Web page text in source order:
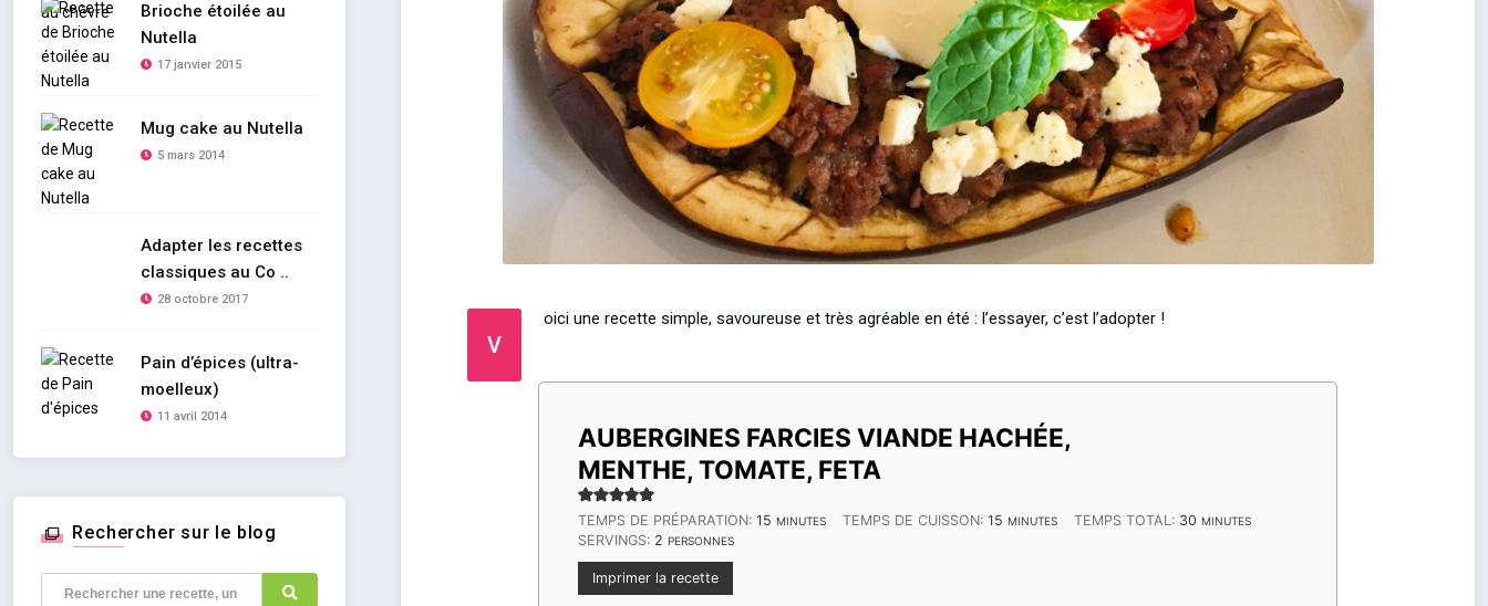
V
oici une recette simple, savoureuse et très agréable en été : l’essayer, c’est l’adopter !
AUBERGINES FARCIES VIANDE HACHÉE,
MENTHE, TOMATE, FETA
TEMPS DE PRÉPARATION: 15 MINUTES
MINUTES TEMPS DE CUISSON:15 MINUTES
MINUTES TEMPS TOTAL: 30 MINUTES
MINUTES
SERVINGS: 2 PERSONNES
Imprimer la recette
Brioche étoilée au
Nutella
17 janvier 2015
Mug cake au Nutella
5 mars 2014
Adapter les recettes
classiques au Co ..
28 octobre 2017
Pain d’épices (ultra-
moelleux)
11 avril 2014
Rechercher sur le blog